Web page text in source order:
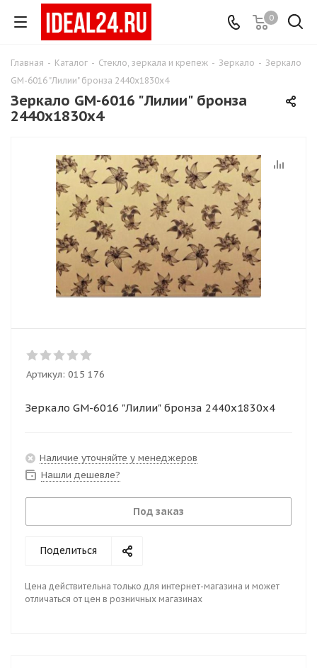
0
Главная - Каталог - Стекло, зеркала и крепеж - Зеркало - Зеркало
GМ-6016 "Лилии" бронза 2440х1830х4
Зеркало GМ-6016 "Лилии" бронза
2440х1830х4
Артикул: 015 176
Зеркало GМ-6016 "Лилии" бронза 2440х1830х4
Наличие уточняйте у менеджеров
Нашли дешевле?
Под заказ
Поделиться
Цена действительна только для интернет-магазина и может
отличаться от цен в розничных магазинах